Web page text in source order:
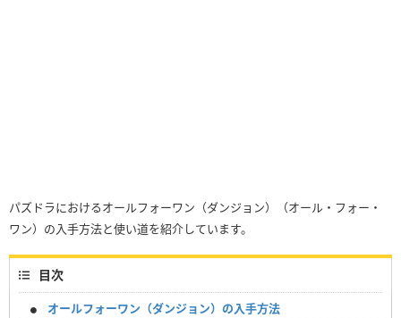
パズドラにおけるオールフォーワン（ダンジョン）（オール・フォー・
ワン）の入手方法と使い道を紹介しています。
目次
オールフォーワン（ダンジョン）の入手方法